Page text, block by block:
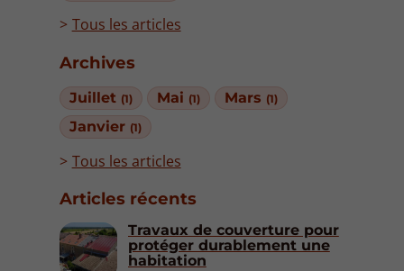
Tous les articles
Archives
Juillet (1) Mai (1) Mars (1)
Janvier (1)
Tous les articles
Articles récents
Travaux de couverture pour
protéger durablement une
habitation